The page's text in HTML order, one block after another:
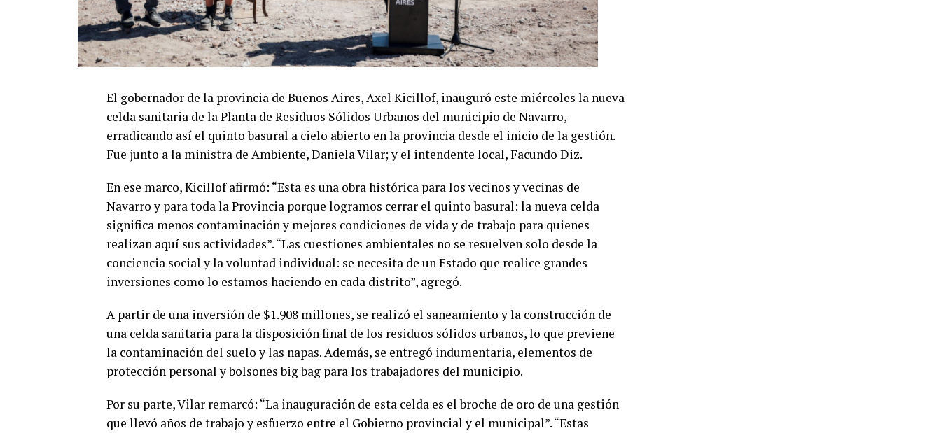
El gobernador de la provincia de Buenos Aires, Axel Kicillof, inauguró este miércoles la nueva
celda sanitaria de la Planta de Residuos Sólidos Urbanos del municipio de Navarro,
erradicando así el quinto basural a cielo abierto en la provincia desde el inicio de la gestión.
Fue junto a la ministra de Ambiente, Daniela Vilar; y el intendente local, Facundo Diz.
En ese marco, Kicillof afirmó: “Esta es una obra histórica para los vecinos y vecinas de
Navarro y para toda la Provincia porque logramos cerrar el quinto basural: la nueva celda
significa menos contaminación y mejores condiciones de vida y de trabajo para quienes
realizan aquí sus actividades”. “Las cuestiones ambientales no se resuelven solo desde la
conciencia social y la voluntad individual: se necesita de un Estado que realice grandes
inversiones como lo estamos haciendo en cada distrito”, agregó.
A partir de una inversión de $1.908 millones, se realizó el saneamiento y la construcción de
una celda sanitaria para la disposición final de los residuos sólidos urbanos, lo que previene
la contaminación del suelo y las napas. Además, se entregó indumentaria, elementos de
protección personal y bolsones big bag para los trabajadores del municipio.
Por su parte, Vilar remarcó: “La inauguración de esta celda es el broche de oro de una gestión
que llevó años de trabajo y esfuerzo entre el Gobierno provincial y el municipal”. “Estas